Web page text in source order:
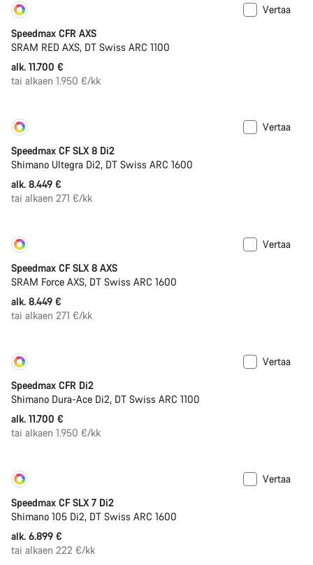
Vertaa
Speedmax CFR AXS
SRAM RED AXS, DT Swiss ARC 1100
alk. 11.700 €
tai alkaen 1.950 €/kk
Vertaa
Speedmax CF SLX 8 Di2
Shimano Ultegra Di2, DT Swiss ARC 1600
alk. 8.449 €
tai alkaen 271 €/kk
Vertaa
Speedmax CF SLX 8 AXS
SRAM Force AXS, DT Swiss ARC 1600
alk. 8.449 €
tai alkaen 271 €/kk
Vertaa
Speedmax CFR Di2
Shimano Dura-Ace Di2, DT Swiss ARC 1100
alk. 11.700 €
tai alkaen 1.950 €/kk
Vertaa
Speedmax CF SLX 7 Di2
Shimano 105 Di2, DT Swiss ARC 1600
alk. 6.899 €
tai alkaen 222 €/kk